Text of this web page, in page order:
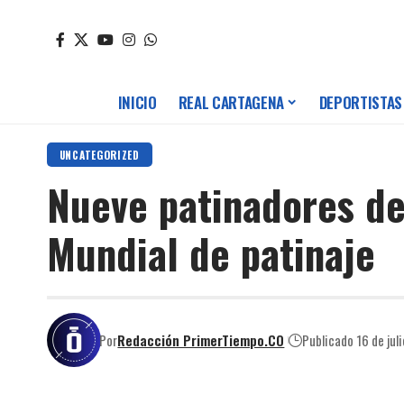
INICIO REAL CARTAGENA
UNCATEGORIZED
Nueve patinadores
Mundial de patinaje
PorRedacción PrimerTiempo.CO Publicado 16 de